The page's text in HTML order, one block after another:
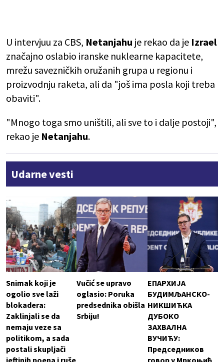
U intervjuu za CBS, Netanjahu je rekao da je Izrael
značajno oslabio iranske nuklearne kapacitete,
mrežu savezničkih oružanih grupa u regionu i
proizvodnju raketa, ali da "još ima posla koji treba
obaviti".
"Mnogo toga smo uništili, ali sve to i dalje postoji",
rekao je Netanjahu.
Udarne vesti
Snimak koji je
ogolio sve laži
blokadera:
Zaklinjali se da
nemaju veze sa
politikom, a sada
postali skupljači
Vučić se upravo
oglasio: Poruka
predsednika obišla
Srbiju!
ЕПАРХИЈА
БУДИМЉАНСКО-
НИКШИЋКА
ДУБОКО
ЗАХВАЛНА
ВУЧИЋУ:
Председников